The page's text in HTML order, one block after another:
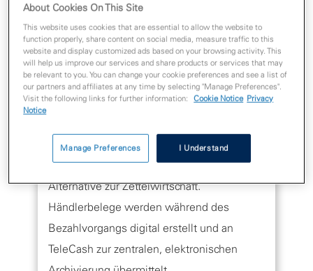
Belegverwahrung
digitalisieren und
Gutes für die Umwelt
tun
OnlineArchive bietet Händlerinnen und
Händlern eine umweltschonende
Alternative zur Zettelwirtschaft.
Händlerbelege werden während des
Bezahlvorgangs digital erstellt und an
TeleCash zur zentralen, elektronischen
About Cookies On This Site
This website uses cookies that are essential to allow the website to
function properly, share content on social media, measure traffic to this
website and display customized ads based on your browsing activity. This
will help us improve our services and share products or services that may
be relevant to you. You can change your cookie preferences and see a list of
our partners and affiliates at any time by selecting "Manage Preferences".
Visit the following links for further information:
Cookie Notice Privacy
Notice
Manage Preferences I Understand